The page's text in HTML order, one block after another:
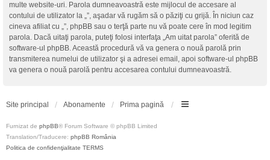
multe website-uri. Parola dumneavoastră este mijlocul de accesare al
contului de utilizator la „”, aşadar vă rugăm să o păziţi cu grijă. În niciun caz
cineva afiliat cu „”, phpBB sau o terţă parte nu vă poate cere în mod legitim
parola. Dacă uitaţi parola, puteţi folosi interfaţa „Am uitat parola” oferită de
software-ul phpBB. Această procedură vă va genera o nouă parolă prin
transmiterea numelui de utilizator şi a adresei email, apoi software-ul phpBB
va genera o nouă parolă pentru accesarea contului dumneavoastră.
Site principal Abonamente Prima pagină
Furnizat de phpBB® Forum Software © phpBB Limited
Translation/Traducere: phpBB România
Politica de confidenţialitate TERMS